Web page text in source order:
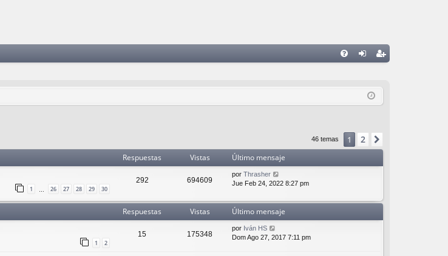
se
ist
46 temas 1 2
Respuestas Vistas Último mensaje
1 … 26 27 28 29 30
292 694609
por Thrasher
Jue Feb 24, 2022 8:27 pm
Respuestas Vistas Último mensaje
1 2
15 175348
por Iván HS
Dom Ago 27, 2017 7:11 pm